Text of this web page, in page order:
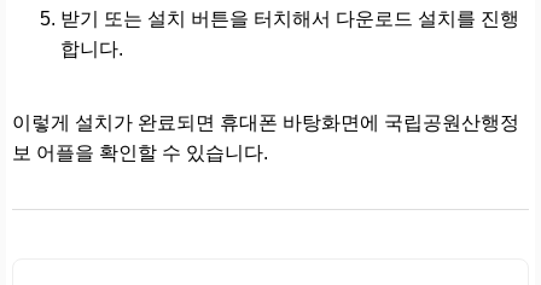
받기 또는 설치 버튼을 터치해서 다운로드 설치를 진행
합니다.
이렇게 설치가 완료되면 휴대폰 바탕화면에 국립공원산행정
보 어플을 확인할 수 있습니다.